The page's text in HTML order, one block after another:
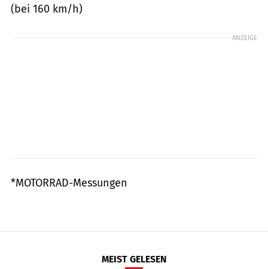
(bei 160 km/h)
ANZEIGE
*MOTORRAD-Messungen
MEIST GELESEN